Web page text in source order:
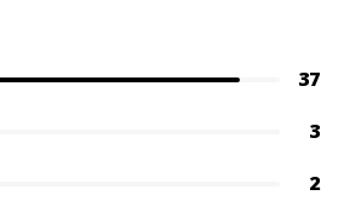
37
3
2